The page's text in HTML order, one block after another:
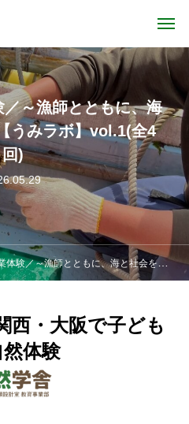
～漁師とともに、海
うみラボ】vol.1(全4
回)
師とともに、海と社会をつなぐ～【うみラボ】vol.1(全4回)
西・大阪で子ども
体験